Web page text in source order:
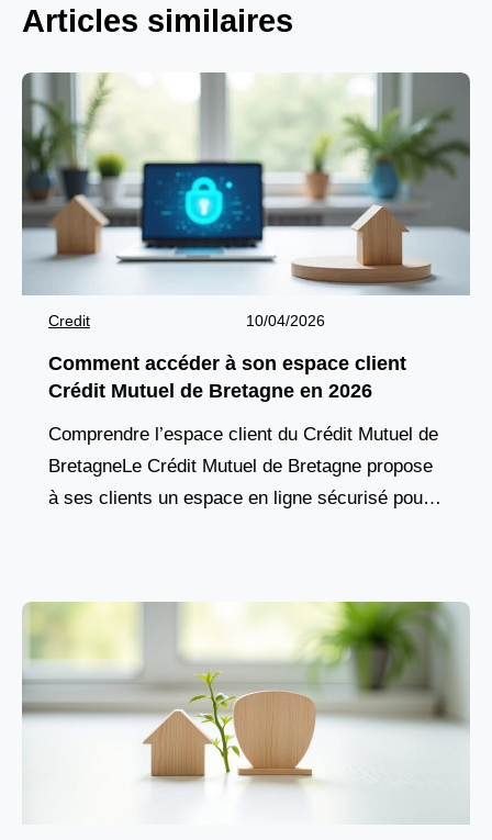
Articles similaires
Credit 10/04/2026
Comment accéder à son espace client
Crédit Mutuel de Bretagne en 2026
Comprendre l’espace client du Crédit Mutuel de
BretagneLe Crédit Mutuel de Bretagne propose
à ses clients un espace en ligne sécurisé pour